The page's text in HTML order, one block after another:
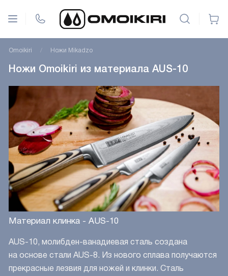
Omoikiri Ножи Mikadzo
Ножи Omoikiri из материала AUS-10
Материал клинка - AUS-10
AUS-10, молибден-ванадиевая сталь создана
на основе стали AUS-8. Из нового сплава получаются
прекрасные лезвия для ножей и клинки. Сталь